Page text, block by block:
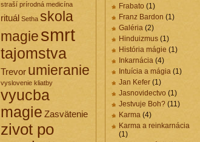
straší prírodná medicína
rituál Setha skola
magiesmrt
tajomstva
Trevor umieranie
vyslovenie kliatby
vyucba
magie Zasvätenie
zivot po
Frabato (1)
Franz Bardon (1)
Galéria (2)
Hinduizmus (1)
História mágie (1)
Inkarnácia (4)
Intuícia a mágia (1)
Jan Kefer (1)
Jasnovidectvo (1)
Jestvuje Boh? (11)
Karma (4)
Karma a reinkarnácia
(1)